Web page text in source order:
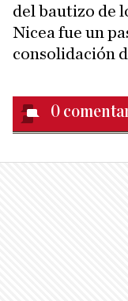
del bautizo de
Nicea fue un
consolidación
0